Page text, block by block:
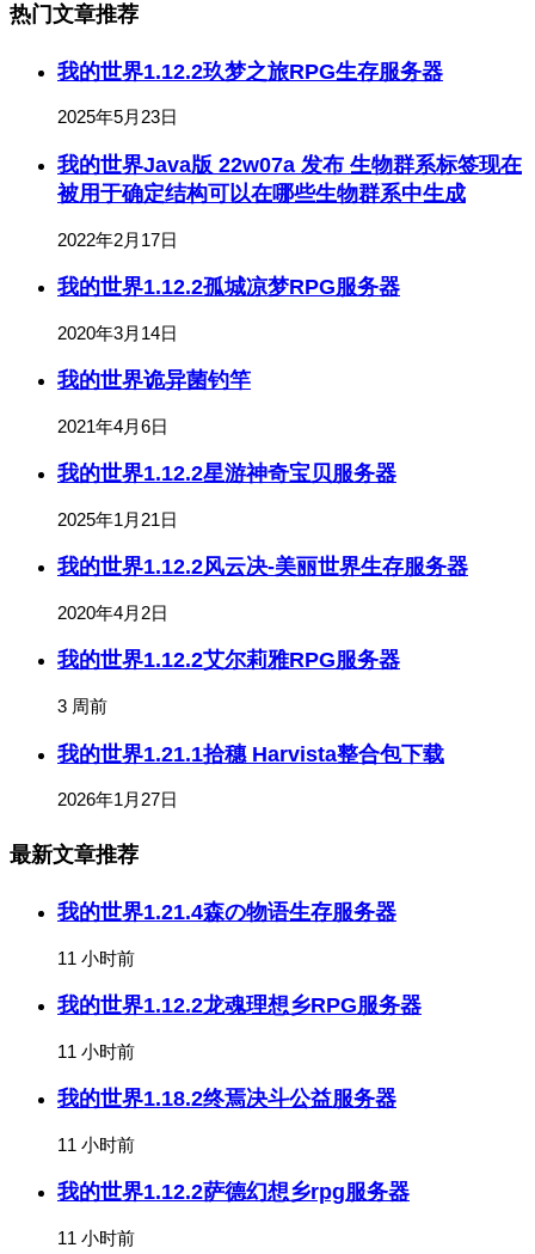
热门文章推荐
我的世界1.12.2玖梦之旅RPG生存服务器
2025年5月23日
我的世界Java版 22w07a 发布 生物群系标签现在
被用于确定结构可以在哪些生物群系中生成
2022年2月17日
我的世界1.12.2孤城凉梦RPG服务器
2020年3月14日
我的世界诡异菌钓竿
2021年4月6日
我的世界1.12.2星游神奇宝贝服务器
2025年1月21日
我的世界1.12.2风云决-美丽世界生存服务器
2020年4月2日
我的世界1.12.2艾尔莉雅RPG服务器
3 周前
我的世界1.21.1拾穗 Harvista整合包下载
2026年1月27日
最新文章推荐
我的世界1.21.4森の物语生存服务器
11 小时前
我的世界1.12.2龙魂理想乡RPG服务器
11 小时前
我的世界1.18.2终焉决斗公益服务器
11 小时前
我的世界1.12.2萨德幻想乡rpg服务器
11 小时前